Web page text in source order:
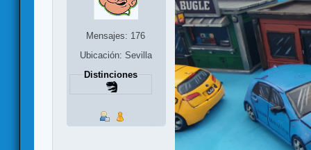
Mensajes: 176
Ubicación: Sevilla
Distinciones